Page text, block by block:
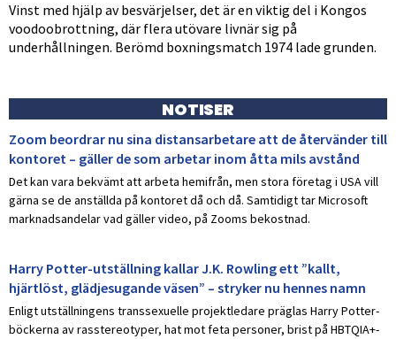
Vinst med hjälp av besvärjelser, det är en viktig del i Kongos
voodoobrottning, där flera utövare livnär sig på
underhållningen. Berömd boxningsmatch 1974 lade grunden.
NOTISER
Zoom beordrar nu sina distansarbetare att de återvänder till
kontoret – gäller de som arbetar inom åtta mils avstånd
Det kan vara bekvämt att arbeta hemifrån, men stora företag i USA vill
gärna se de anställda på kontoret då och då. Samtidigt tar Microsoft
marknadsandelar vad gäller video, på Zooms bekostnad.
Harry Potter-utställning kallar J.K. Rowling ett ”kallt,
hjärtlöst, glädjesugande väsen” – stryker nu hennes namn
Enligt utställningens transsexuelle projektledare präglas Harry Potter-
böckerna av rasstereotyper, hat mot feta personer, brist på HBTQIA+-